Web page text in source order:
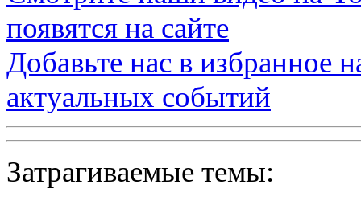
появятся на сайте
Добавьте нас в избранное
актуальных событий
Затрагиваемые темы: